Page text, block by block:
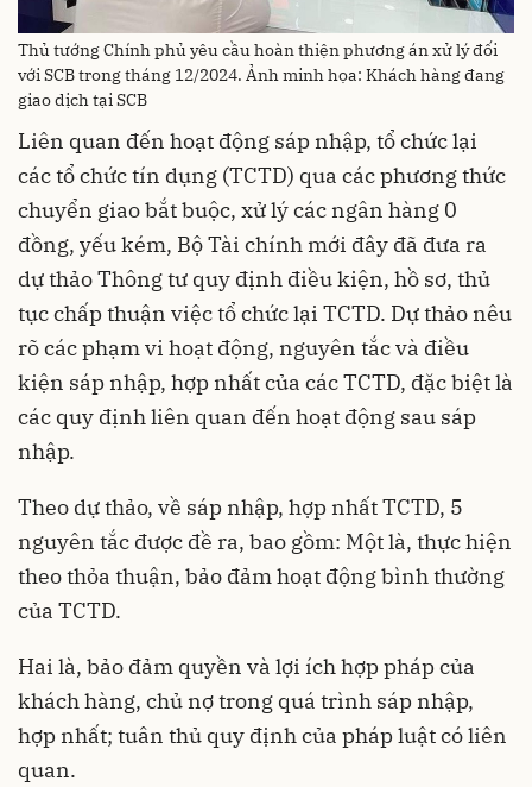
Thủ tướng Chính phủ yêu cầu hoàn thiện phương án xử lý đối
với SCB trong tháng 12/2024. Ảnh minh họa: Khách hàng đang
giao dịch tại SCB
Liên quan đến hoạt động sáp nhập, tổ chức lại
các tổ chức tín dụng (TCTD) qua các phương thức
chuyển giao bắt buộc, xử lý các ngân hàng 0
đồng, yếu kém, Bộ Tài chính mới đây đã đưa ra
dự thảo Thông tư quy định điều kiện, hồ sơ, thủ
tục chấp thuận việc tổ chức lại TCTD. Dự thảo nêu
rõ các phạm vi hoạt động, nguyên tắc và điều
kiện sáp nhập, hợp nhất của các TCTD, đặc biệt là
các quy định liên quan đến hoạt động sau sáp
nhập.
Theo dự thảo, về sáp nhập, hợp nhất TCTD, 5
nguyên tắc được đề ra, bao gồm: Một là, thực hiện
theo thỏa thuận, bảo đảm hoạt động bình thường
của TCTD.
Hai là, bảo đảm quyền và lợi ích hợp pháp của
khách hàng, chủ nợ trong quá trình sáp nhập,
hợp nhất; tuân thủ quy định của pháp luật có liên
quan.